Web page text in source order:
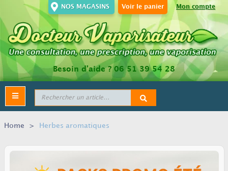
Mon compte
Voir le panier
NOS MAGASINS
Besoin d’aide ?06 51 39 54 28
Toggle
navigation
Home > Herbes aromatiques